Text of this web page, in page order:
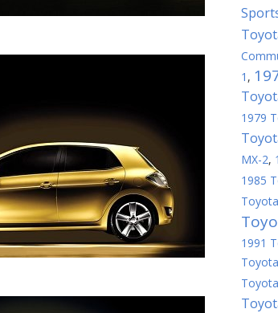
1 ,
1979
MX-2,
1985
1991